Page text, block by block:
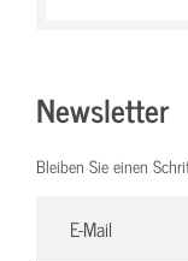
Newsletter
Bleiben Sie einen